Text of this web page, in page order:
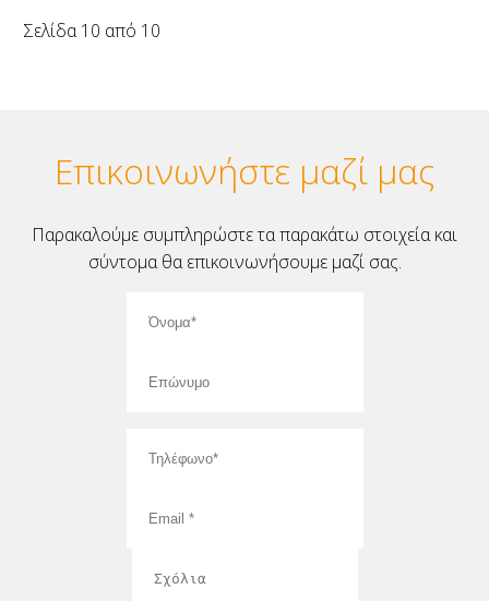
Σελίδα 10 από 10
Επικοινωνήστε μαζί μας
Παρακαλούμε συμπληρώστε τα παρακάτω στοιχεία και
σύντομα θα επικοινωνήσουμε μαζί σας.